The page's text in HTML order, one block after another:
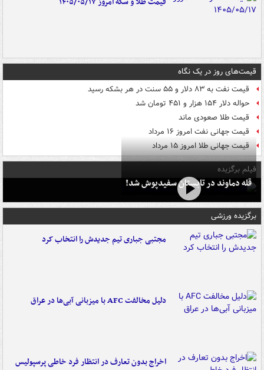
قیمت‌های روز در یک نگاه
قیمت نفت به ۸۳ دلار و ۵۵ سنت در هر بشکه رسید
حواله دلار ۱۵۴ هزار و ۴۵۱ تومان شد
قیمت طلا صعودی ماند
قیمت جهانی نفت امروز ۱۶ مرداد
قیمت جهانی طلا امروز ۱۵ مرداد
فیلم برگزیده
قله دماوند در تابستان سفیدپوش شد!
برگزیده ورزشی
مجتبی جباری تیم جدیدش را انتخاب کرد
دلیل مخالفت AFC با میزبانی آبی‌ها در عراق
اخراج بدون تعارف در انتظار فرد خاطی پرسپولیس